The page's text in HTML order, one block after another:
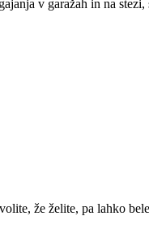
v garažah in na
že želite, pa lahko